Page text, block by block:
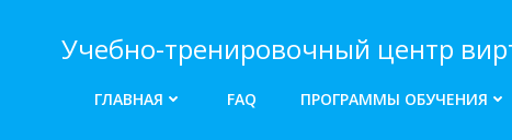
содержимомуУчебно-тренировочный центр
ГЛАВНАЯ FAQ ПРОГРАММЫ ОБУЧЕНИЯ